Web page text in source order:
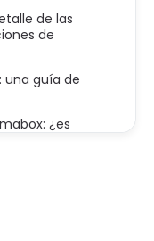
de las
de
una guía de
¿es